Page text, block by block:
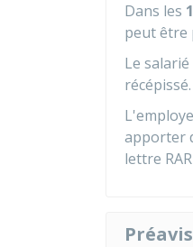
Dans les
peut être
Le
récépissé.
apporter
lettre RAR
Préavis